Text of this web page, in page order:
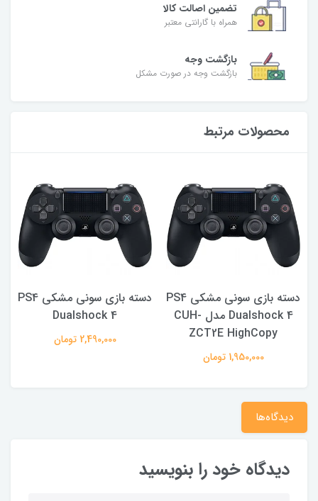
تضمین اصالت کالا
همراه با گارانتی معتبر
بازگشت وجه
بازگشت وجه در صورت مشکل
محصولات مرتبط
دسته بازی سونی مشکی PS4
Dualshock 4 مدل CUH-
ZCT2E HighCopy
1,950,000 تومان
دسته بازی سونی مشکی PS4
Dualshock 4
2,490,000 تومان
دیدگاه‌ها
دیدگاه خود را بنویسید